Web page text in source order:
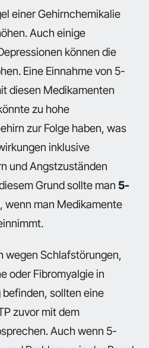
einer Gehirnchemikalie
Auch einige
können die
Eine Einnahme von 5-
diesen Medikamenten
zu hohe
zur Folge haben, was
inklusive
und Angstzuständen
Grund sollte man 5-
wenn man Medikamente
wegen Schlafstörungen,
oder Fibromyalgie in
sollten eine
zuvor mit dem
Auch wenn 5-